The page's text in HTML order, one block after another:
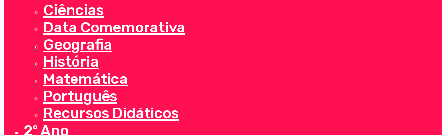
Ciências
Data Comemorativa
Geografia
História
Matemática
Português
Recursos Didáticos
2º Ano